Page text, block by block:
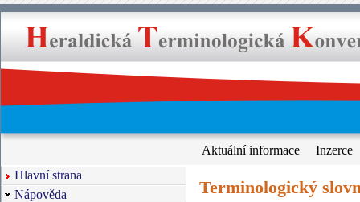
Aktuální informace
Inzerce
Hlavní strana
Nápověda
Terminologický